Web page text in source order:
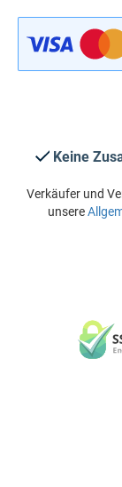
Keine
Verkäufer und
unsere